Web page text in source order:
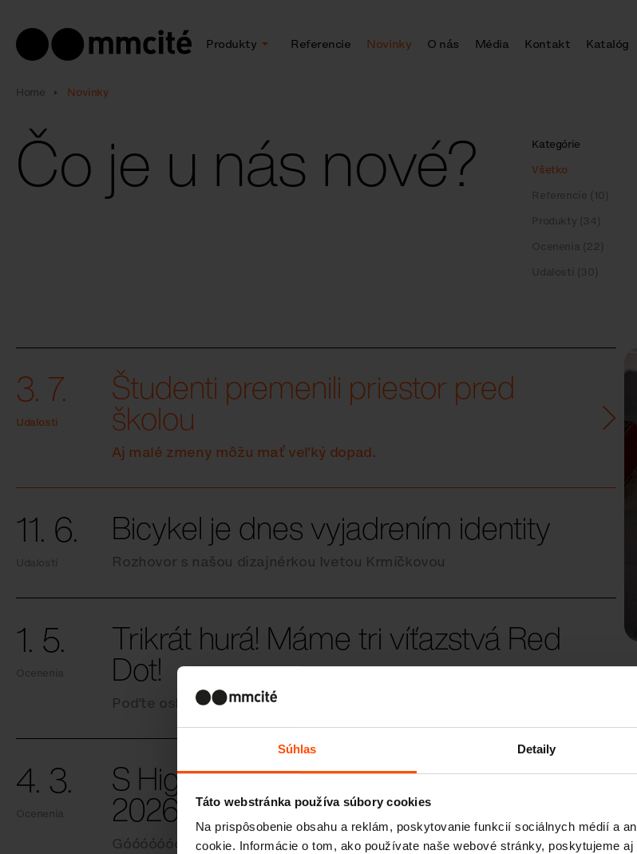
Súhlas Detaily
Táto webstránka používa súbory cookies
Na prispôsobenie obsahu a reklám, poskytovanie funkcií sociálnych médií a
cookie. Informácie o tom, ako používate naše webové stránky, poskytujeme
Produkty Referencie Novinky O nás Média Kontakt Katalóg
Home Novinky
Čo je u nás nové?
Kategórie
Všetko
Referencie (10)
Produkty (34)
Ocenenia (22)
Udalosti (30)
3. 7.
Udalosti
Študenti premenili priestor pred
školou
Aj malé zmeny môžu mať veľký dopad.
11. 6.
Udalosti
Bicykel je dnes vyjadrením identity
Rozhovor s našou dizajnérkou Ivetou Krmíčkovou
1. 5.
Ocenenia
Trikrát hurá! Máme tri víťazstvá Red
Dot!
Poďte oslavovať s nami.
4. 3.
Ocenenia
S Highlands až na vrchol EDIDA
2026
Góóóóóóóól!